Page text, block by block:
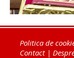
Politica de
Contact|